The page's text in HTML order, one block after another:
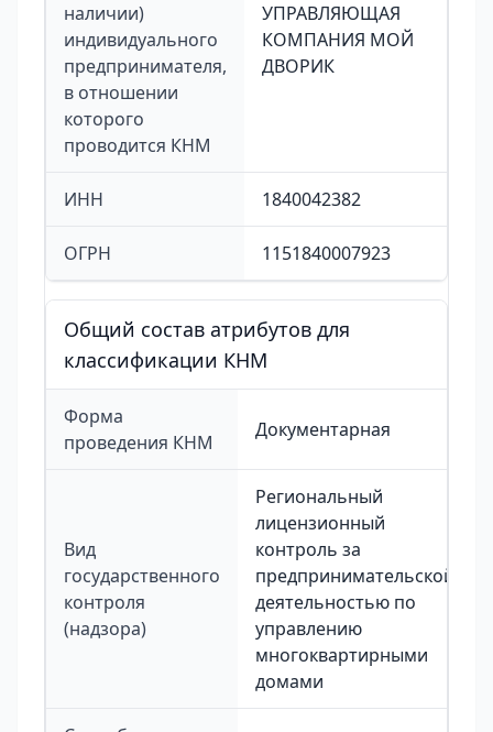
наличии)
индивидуального
предпринимателя,
в отношении
которого
проводится КНМ
УПРАВЛЯЮЩАЯ
КОМПАНИЯ МОЙ
ДВОРИК
ИНН 1840042382
ОГРН 1151840007923
Общий состав атрибутов для
классификации КНМ
Форма
проведения КНМ
Документарная
Вид
государственного
контроля
(надзора)
Региональный
лицензионный
контроль за
предпринимательской
деятельностью по
управлению
многоквартирными
домами